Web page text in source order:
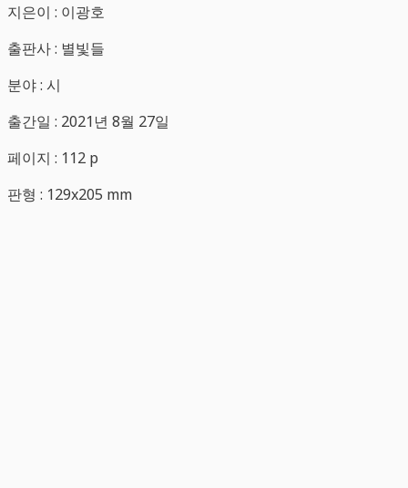
지은이 : 이광호
출판사 : 별빛들
분야 : 시
출간일 : 2021년 8월 27일
페이지 : 112 p
판형 : 129x205 mm